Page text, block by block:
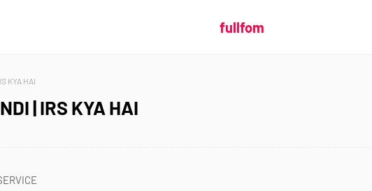
fullfom
KYA HAI
| IRS KYA HAI